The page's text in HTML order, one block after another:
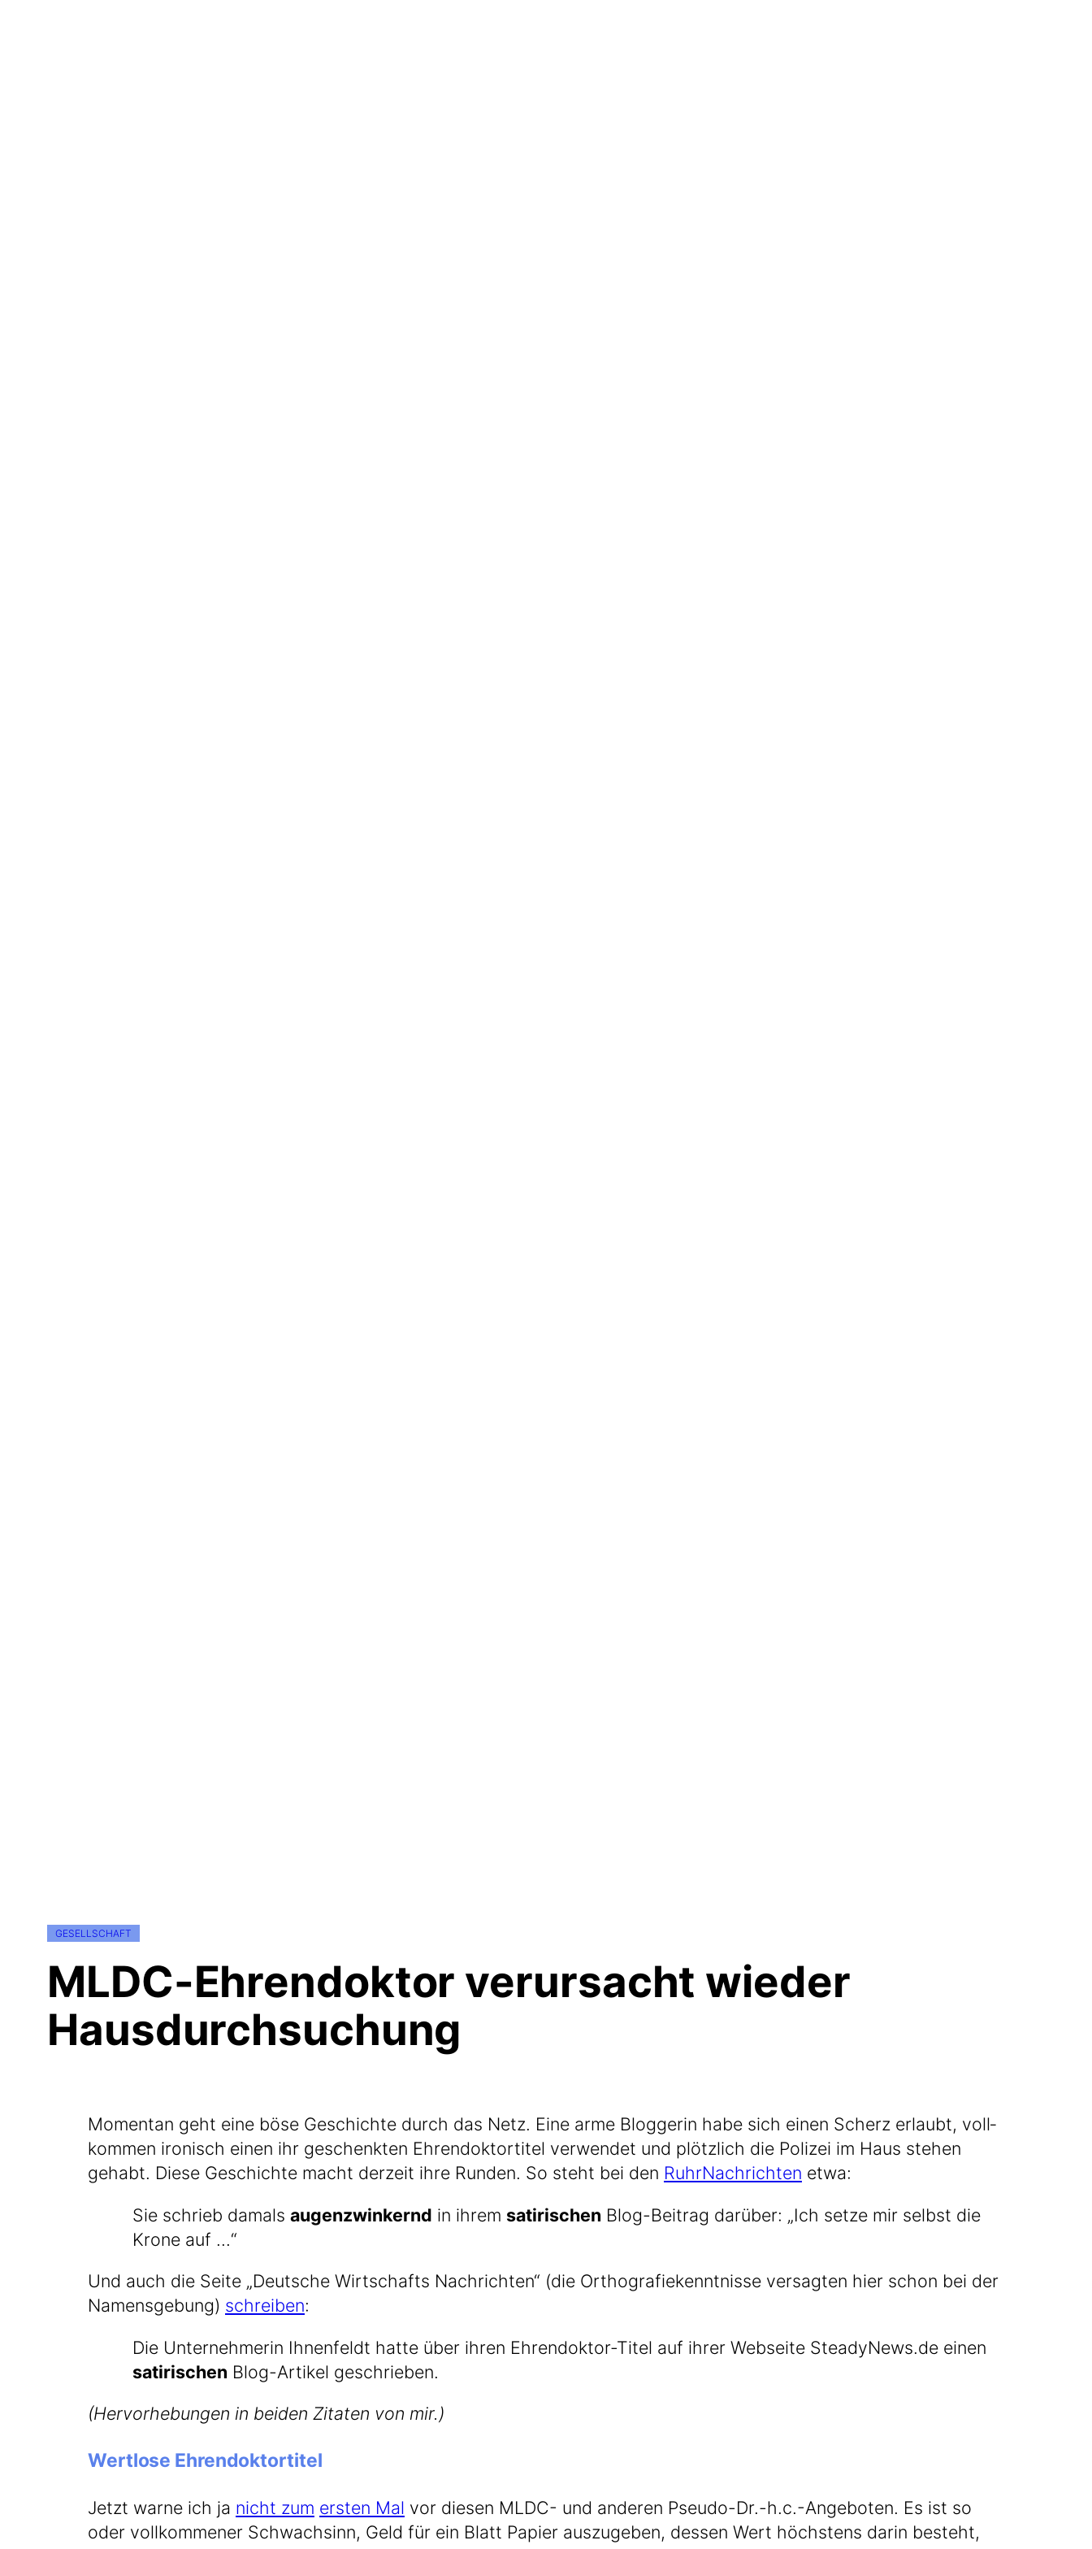
GESELLSCHAFT
MLDC-Ehrendoktor verursacht wieder
Hausdurchsuchung
Momen­tan geht eine böse Geschich­te durch das Netz. Eine arme Blog­ge­rin habe sich einen Scherz erlaubt, voll­
kom­men iro­nisch einen ihr geschenk­ten Ehren­dok­tor­ti­tel ver­wen­det und plötz­lich die Poli­zei im Haus ste­hen
gehabt. Die­se Geschich­te macht der­zeit ihre Run­den. So steht bei den Ruhr­Nach­rich­ten etwa:
Sie schrieb damals augen­zwin­kernd in ihrem sati­ri­schen Blog-Beitrag dar­über: „Ich set­ze mir selbst die
Kro­ne auf ...“
Und auch die Sei­te „Deut­sche Wirt­schafts Nach­rich­ten“ (die Ortho­gra­fie­kennt­nis­se ver­sag­ten hier schon bei der
Namens­ge­bung) schrei­ben:
Die Unter­neh­me­rin Ihnen­feldt hat­te über ihren Ehrendoktor-Titel auf ihrer Web­sei­te Ste​ady​News​.de einen
sati­ri­schen Blog-Artikel geschrieben.
(Her­vor­he­bun­gen in bei­den Zita­ten von mir.)
Wertlose Ehrendoktortitel
Jetzt war­ne ich ja nicht zum ers­ten Mal vor die­sen MLDC- und ande­ren Pseudo-Dr.-h.c.-Angeboten. Es ist so
oder voll­kom­me­ner Schwach­sinn, Geld für ein Blatt Papier aus­zu­ge­ben, des­sen Wert höchs­tens dar­in besteht,